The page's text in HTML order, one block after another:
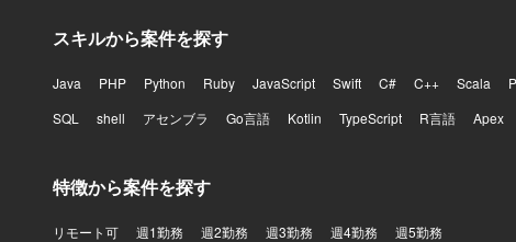
スキルから案件を探す
Java PHP Python Ruby JavaScript Swift C# C++ Scala
SQL
shell アセンブラ Go言語 Kotlin TypeScript R言語 Apex
特徴から案件を探す
リモート可 週1勤務 週2勤務 週3勤務 週4勤務 週5勤務